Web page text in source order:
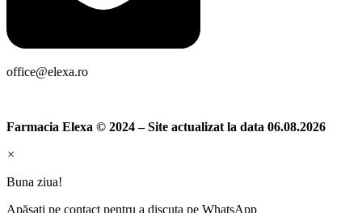
office@elexa.ro
Farmacia Elexa © 2024 – Site actualizat la data 06.08.2026
×
Buna ziua!
Apăsați pe contact pentru a discuta pe WhatsApp